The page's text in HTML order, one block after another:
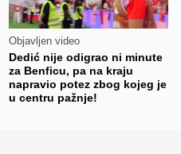
Objavljen video
Dedić nije odigrao ni minute
za Benficu, pa na kraju
napravio potez zbog kojeg je
u centru pažnje!